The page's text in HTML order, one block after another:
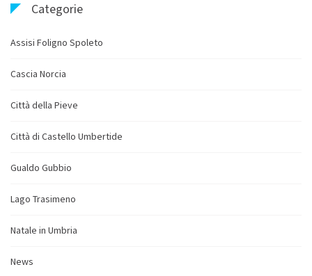
Categorie
Assisi Foligno Spoleto
Cascia Norcia
Città della Pieve
Città di Castello Umbertide
Gualdo Gubbio
Lago Trasimeno
Natale in Umbria
News